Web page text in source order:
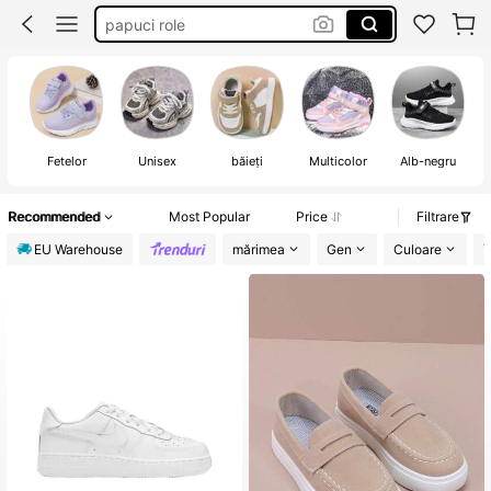
adidas fetițe
adidasi
Fetelor Unisex băieți Multicolor Alb-negru
Recommended Most Popular Price
Filtrare
EU Warehouse
mărimea Gen Culoare